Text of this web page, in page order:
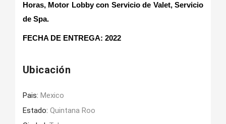
Horas, Motor Lobby con Servicio de Valet, Servicio
de Spa.
FECHA DE ENTREGA: 2022
Ubicación
Pais: Mexico
Estado: Quintana Roo